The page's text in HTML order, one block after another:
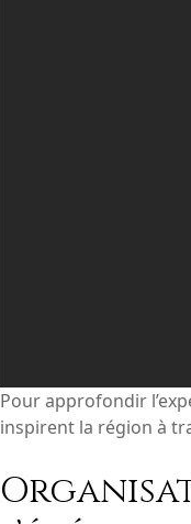
Pour approfondir
inspirent la région à